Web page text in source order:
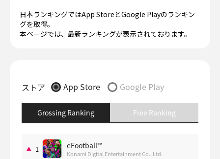
日本ランキングではApp StoreとGoogle Playのランキン
グを取得。
本ページでは、最新ランキングが表示されております。
ストア App Store Google Play
Grossing Ranking Free Ranking
1 eFootball™
Konami Digital Entertainment Co., Ltd.